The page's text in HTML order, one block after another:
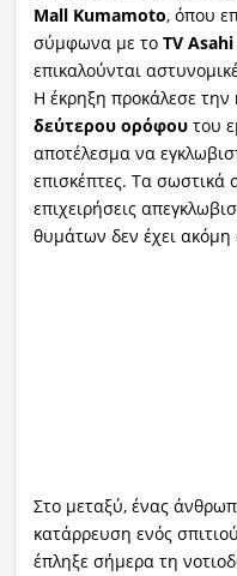
Mall Kumamoto, όπου
σύμφωνα με το TV
επικαλούνται
Η έκρηξη προκάλεσε την
δεύτερου ορόφουτου
αποτέλεσμα να
επισκέπτες. Τα σωστικά
επιχειρήσεις
θυμάτων δεν έχει
Στο μεταξύ, ένας
κατάρρευση ενός
έπληξε σήμερα τη